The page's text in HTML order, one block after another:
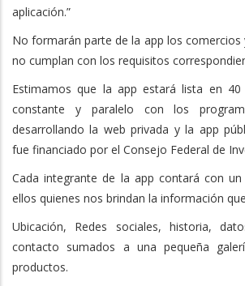
aplicación.”
No formarán parte de la app los
no cumplan con los requisitos
Estimamos que la app estará lista en
constante y paralelo con los
desarrollando la web privada y la app
fue financiado por el Consejo Federal de
Cada integrante de la app contará con
ellos quienes nos brindan la información
Ubicación, Redes sociales, historia,
contacto sumados a una pequeña
productos.